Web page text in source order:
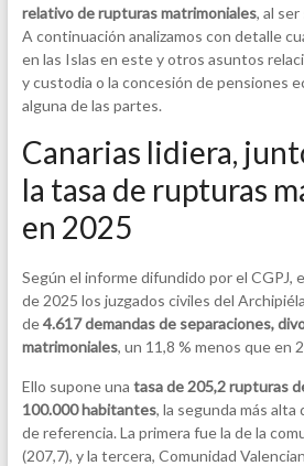
relativo de rupturas matrimoniales, al
A continuación analizamos con detalle
en las Islas en este y otros asuntos
y custodia o la concesión de pensiones
alguna de las partes.
Canarias lidiera,
la tasa de rupturas
en 2025
Según el informe difundido por el CGPJ,
de 2025 los juzgados civiles del
de4.617 demandas de separaciones,
matrimoniales, un 11,8 % menos que en
Ello supone una tasa de 205,2 rupturas
100.000 habitantes, la segunda más alta
de referencia. La primera fue la de la
(207,7), y la tercera, Comunidad